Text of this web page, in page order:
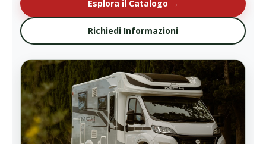
Esplora il Catalogo →
Richiedi Informazioni